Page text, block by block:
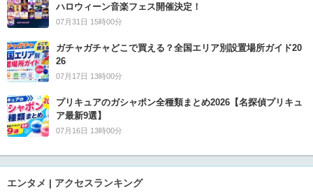
ハロウィーン音楽フェス開催決定！
07月31日 15時00分
ガチャガチャどこで買える？全国エリア別設置場所ガイド20
26
07月17日 13時00分
プリキュアのガシャポン全種類まとめ2026【名探偵プリキュ
ア最新9選】
07月16日 13時00分
エンタメ | アクセスランキング